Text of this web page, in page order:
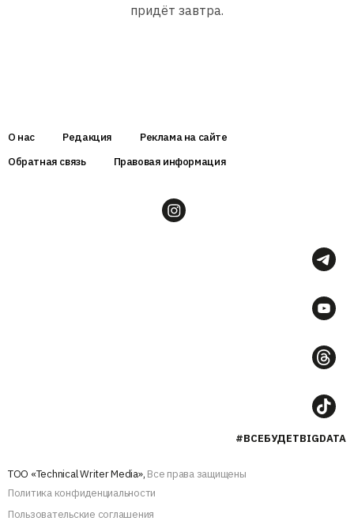
придёт завтра.
О нас Редакция
Реклама на сайте
Обратная связь
Правовая информация
#ВСЕБУДЕТBIGDATA
ТОО «Technical Writer Media», Все права защищены
Политика конфиденциальности
Пользовательские соглашения